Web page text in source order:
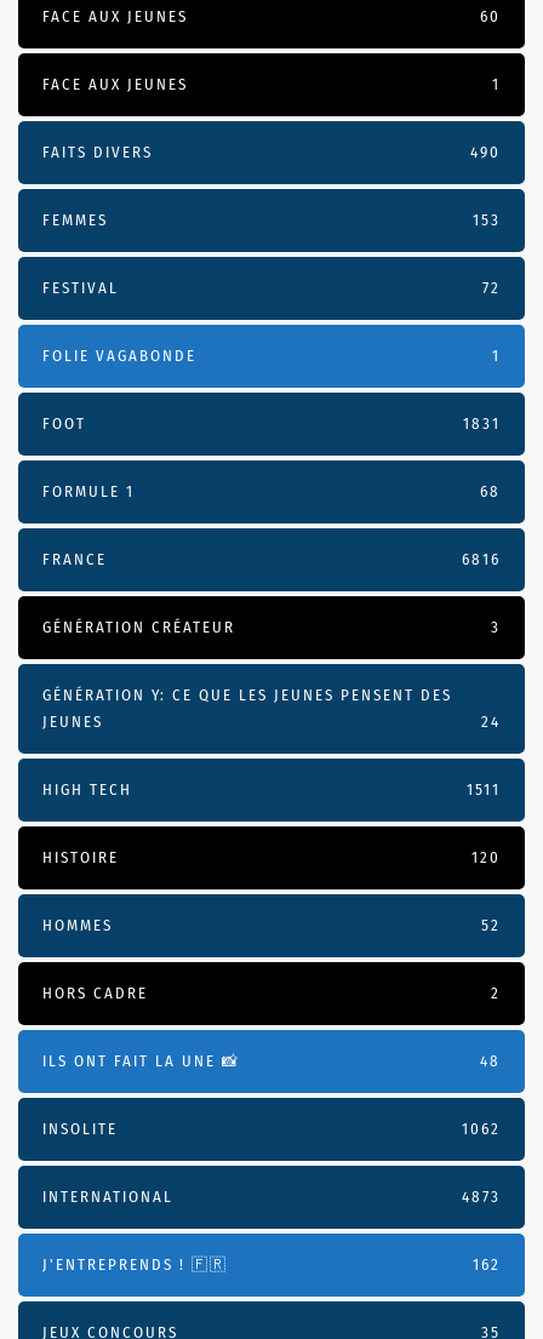
FACE AUX JEUNES 60
FACE AUX JEUNES 1
FAITS DIVERS 490
FEMMES 153
FESTIVAL 72
FOLIE VAGABONDE 1
FOOT 1831
FORMULE 1 68
FRANCE 6816
GÉNÉRATION CRÉATEUR 3
GÉNÉRATION Y: CE QUE LES JEUNES PENSENT DES
JEUNES
24
HIGH TECH 1511
HISTOIRE 120
HOMMES 52
HORS CADRE 2
ILS ONT FAIT LA UNE 📸 48
INSOLITE 1062
INTERNATIONAL 4873
J'ENTREPRENDS ! 🇫🇷 162
JEUX CONCOURS 35